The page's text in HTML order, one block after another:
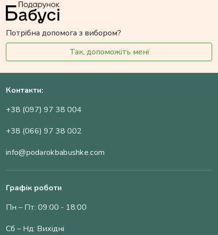
Потрібна допомога з вибором?
Так, допоможіть мені
Контакти:
+38 (097) 97 38 004
+38 (066) 97 38 002
info@podarokbabushke.com
Графік роботи
Пн – Пт: 09:00 - 18:00
Сб – Нд: Вихідні